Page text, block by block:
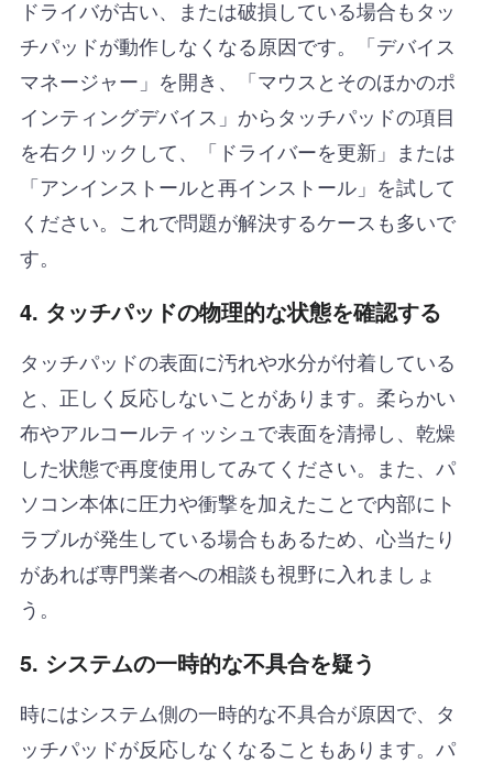
ドライバが古い、または破損している場合もタッ
チパッドが動作しなくなる原因です。「デバイス
マネージャー」を開き、「マウスとそのほかのポ
インティングデバイス」からタッチパッドの項目
を右クリックして、「ドライバーを更新」または
「アンインストールと再インストール」を試して
ください。これで問題が解決するケースも多いで
す。
4. タッチパッドの物理的な状態を確認する
タッチパッドの表面に汚れや水分が付着している
と、正しく反応しないことがあります。柔らかい
布やアルコールティッシュで表面を清掃し、乾燥
した状態で再度使用してみてください。また、パ
ソコン本体に圧力や衝撃を加えたことで内部にト
ラブルが発生している場合もあるため、心当たり
があれば専門業者への相談も視野に入れましょ
う。
5. システムの一時的な不具合を疑う
時にはシステム側の一時的な不具合が原因で、タ
ッチパッドが反応しなくなることもあります。パ